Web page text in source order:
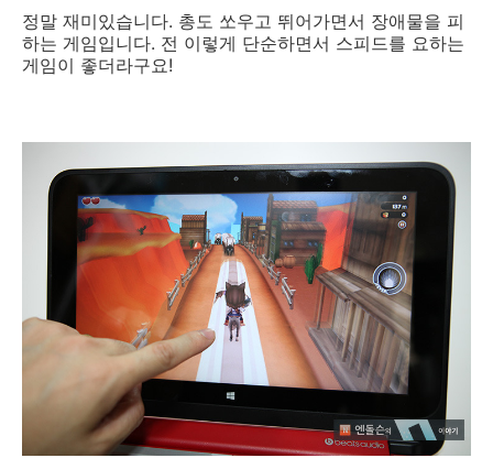
정말 재미있습니다. 총도 쏘우고 뛰어가면서 장애물을 피
하는 게임입니다. 전 이렇게 단순하면서 스피드를 요하는
게임이 좋더라구요!